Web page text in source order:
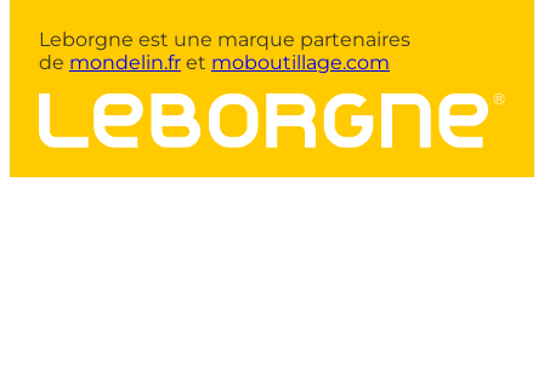
Leborgne est une marque partenaires
de mondelin.fret moboutillage.com